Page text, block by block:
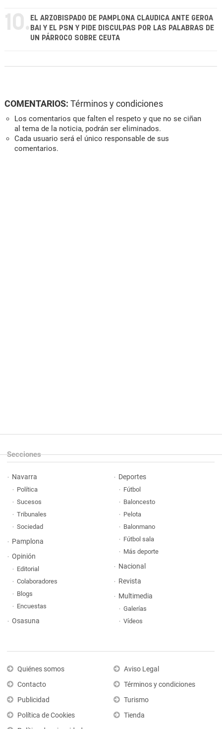
10. EL ARZOBISPADO DE PAMPLONA CLAUDICA ANTE GEROA
BAI Y EL PSN Y PIDE DISCULPAS POR LAS PALABRAS DE
UN PÁRROCO SOBRE CEUTA
COMENTARIOS: Términos y condiciones
Los comentarios que falten el respeto y que no se ciñan
al tema de la noticia, podrán ser eliminados.
Cada usuario será el único responsable de sus
comentarios.
Secciones
Navarra
Política
Sucesos
Tribunales
Sociedad
Pamplona
Opinión
Editorial
Colaboradores
Blogs
Encuestas
Osasuna
Deportes
Fútbol
Baloncesto
Pelota
Balonmano
Fútbol sala
Más deporte
Nacional
Revista
Multimedia
Galerías
Vídeos
Quiénes somos
Contacto
Publicidad
Política de Cookies
Aviso Legal
Términos y condiciones
Turismo
Tienda